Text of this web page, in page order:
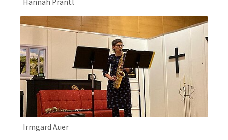
Hannah Prantl
Irmgard Auer